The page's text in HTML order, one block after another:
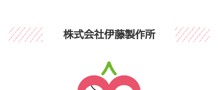
株式会社伊藤製作所